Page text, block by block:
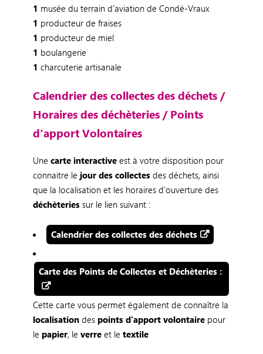
1 musée du terrain d'aviation de Condé-Vraux
1 producteur de fraises
1 producteur de miel
1 boulangerie
1 charcuterie artisanale
Calendrier des collectes des déchets /
Horaires des déchèteries / Points
d'apport Volontaires
Une carte interactive est à votre disposition pour
connaitre le jour des collectes des déchets, ainsi
que la localisation et les horaires d'ouverture des
déchèteriessur le lien suivant :
Calendrier des collectes des déchets
Carte des Points de Collectes et Déchèteries :
Cette carte vous permet également de connaître la
localisation despoints d'apport volontairepour
le papier, le verre et le textile